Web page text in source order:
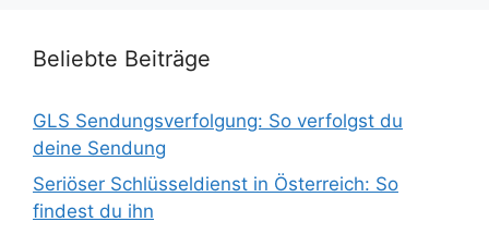
Beliebte Beiträge
GLS Sendungsverfolgung: So verfolgst du
deine Sendung
Seriöser Schlüsseldienst in Österreich: So
findest du ihn